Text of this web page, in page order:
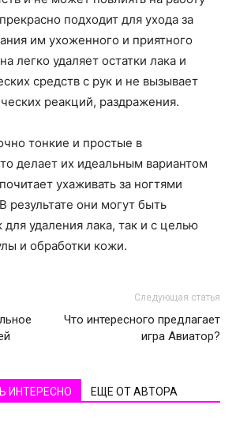
подходит для ухода за
им ухоженного и приятного
легко удаляет остатки лака и
средств с рук и не вызывает
реакций, раздражения.
тонкие и простые в
делает их идеальным вариантом
ухаживать за ногтями
результате они могут быть
для удаления лака, так и с целью
и обработки кожи.
Следующая статья
Что интересного предлагает
игра Авиатор?
ИНТЕРЕСНО ЕЩЕ ОТ АВТОРА